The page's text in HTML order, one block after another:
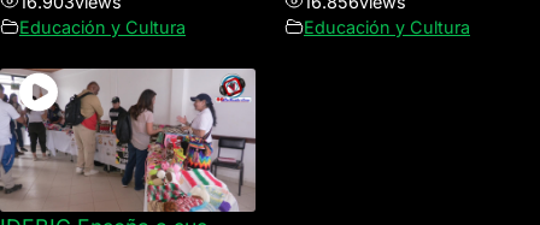
Educación y Cultura
Educación y Cultura